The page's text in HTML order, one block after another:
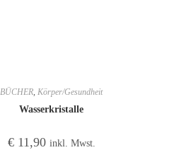
BÜCHER Körper/Gesundheit
Wasserkristalle
€11,90 inkl. Mwst.